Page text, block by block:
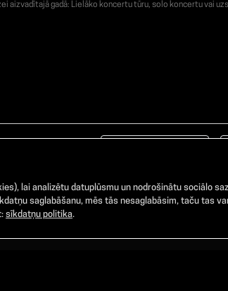
aizvadītajā gadā: Lielāko koncertu tūru, solo koncertu vai
lai analizētu datuplūsmu un nodrošinātu sociālo
saglabāšanu, mēs tās nesaglabāsim, taču tas
sīkdatņu politika.